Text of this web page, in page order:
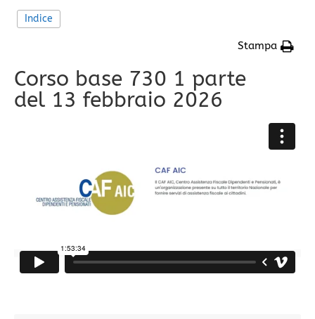
Indice
Stampa
Corso base 730 1 parte
del 13 febbraio 2026